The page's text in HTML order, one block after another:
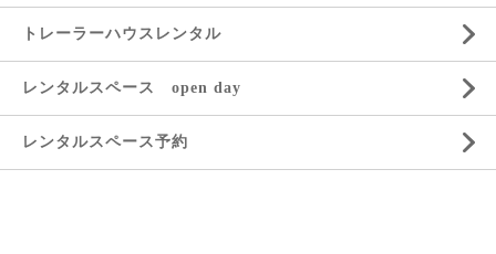
トレーラーハウスレンタル
レンタルスペース open day
レンタルスペース予約